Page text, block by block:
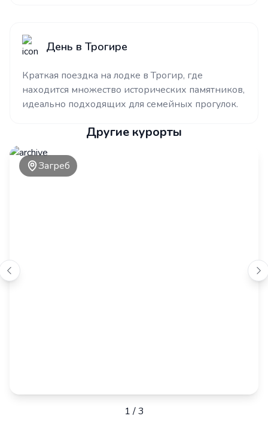
День в Трогире
Краткая поездка на лодке в Трогир, где
находится множество исторических памятников,
идеально подходящих для семейных прогулок.
Другие курорты
Загреб
1/3